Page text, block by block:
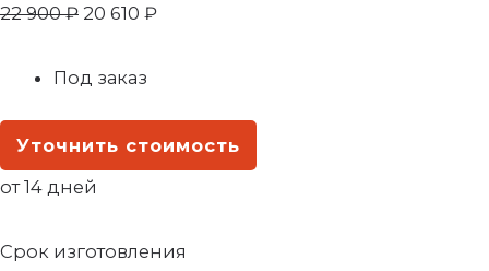
22 900₽ 20 610 ₽
Под заказ
Уточнить стоимость
от 14 дней
Срок изготовления